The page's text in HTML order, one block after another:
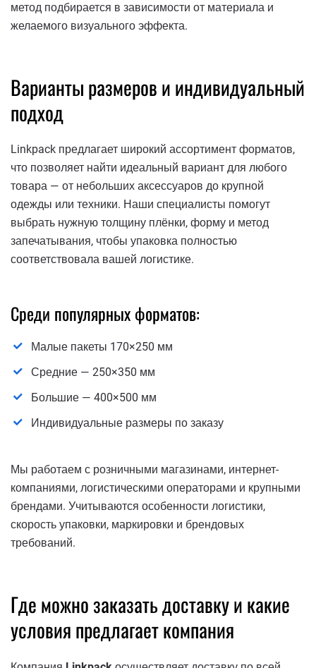
метод подбирается в зависимости от материала и
желаемого визуального эффекта.
Варианты размеров и индивидуальный
подход
Linkpack предлагает широкий ассортимент форматов,
что позволяет найти идеальный вариант для любого
товара — от небольших аксессуаров до крупной
одежды или техники. Наши специалисты помогут
выбрать нужную толщину плёнки, форму и метод
запечатывания, чтобы упаковка полностью
соответствовала вашей логистике.
Среди популярных форматов:
Малые пакеты 170×250 мм
Средние — 250×350 мм
Большие — 400×500 мм
Индивидуальные размеры по заказу
Мы работаем с розничными магазинами, интернет-
компаниями, логистическими операторами и крупными
брендами. Учитываются особенности логистики,
скорость упаковки, маркировки и брендовых
требований.
Где можно заказать доставку и какие
условия предлагает компания